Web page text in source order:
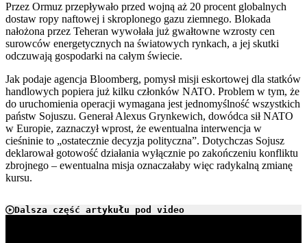
Przez Ormuz przepływało przed wojną aż 20 procent globalnych
dostaw ropy naftowej i skroplonego gazu ziemnego. Blokada
nałożona przez Teheran wywołała już gwałtowne wzrosty cen
surowców energetycznych na światowych rynkach, a jej skutki
odczuwają gospodarki na całym świecie.
Jak podaje agencja Bloomberg, pomysł misji eskortowej dla statków
handlowych popiera już kilku członków NATO. Problem w tym, że
do uruchomienia operacji wymagana jest jednomyślność wszystkich
państw Sojuszu. Generał Alexus Grynkewich, dowódca sił NATO
w Europie, zaznaczył wprost, że ewentualna interwencja w
cieśninie to „ostatecznie decyzja polityczna”. Dotychczas Sojusz
deklarował gotowość działania wyłącznie po zakończeniu konfliktu
zbrojnego – ewentualna misja oznaczałaby więc radykalną zmianę
kursu.
Dalsza część artykułu pod video